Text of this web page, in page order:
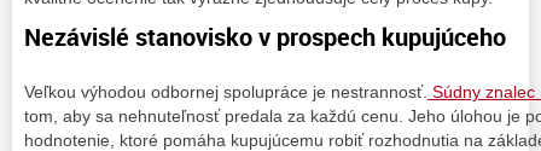
Nezávislé stanovisko v prospech kupujúceho
Veľkou výhodou odbornej spolupráce je nestrannosť. Súdny
tom, aby sa nehnuteľnosť predala za každú cenu. Jeho úlohou je
hodnotenie, ktoré pomáha kupujúcemu robiť rozhodnutia na